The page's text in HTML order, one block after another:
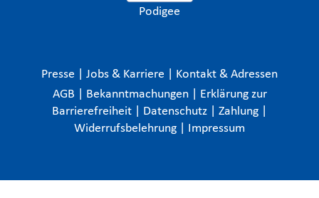
Podigee
Presse Jobs & Karriere
Kontakt & Adressen
AGB
Bekanntmachungen
Erklärung zur
Barrierefreiheit
Datenschutz Zahlung
Widerrufsbelehrung
Impressum